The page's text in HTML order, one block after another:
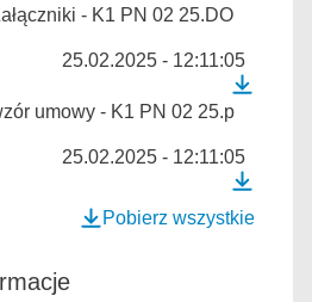
- K1 PN 02 25.DO
25.02.2025 - 12:11:05
umowy - K1 PN 02 25.p
25.02.2025 - 12:11:05
Pobierz wszystkie